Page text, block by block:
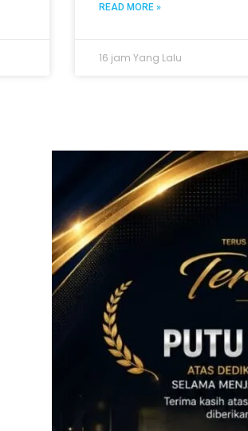
READ MORE »
16 jam Yang Lalu